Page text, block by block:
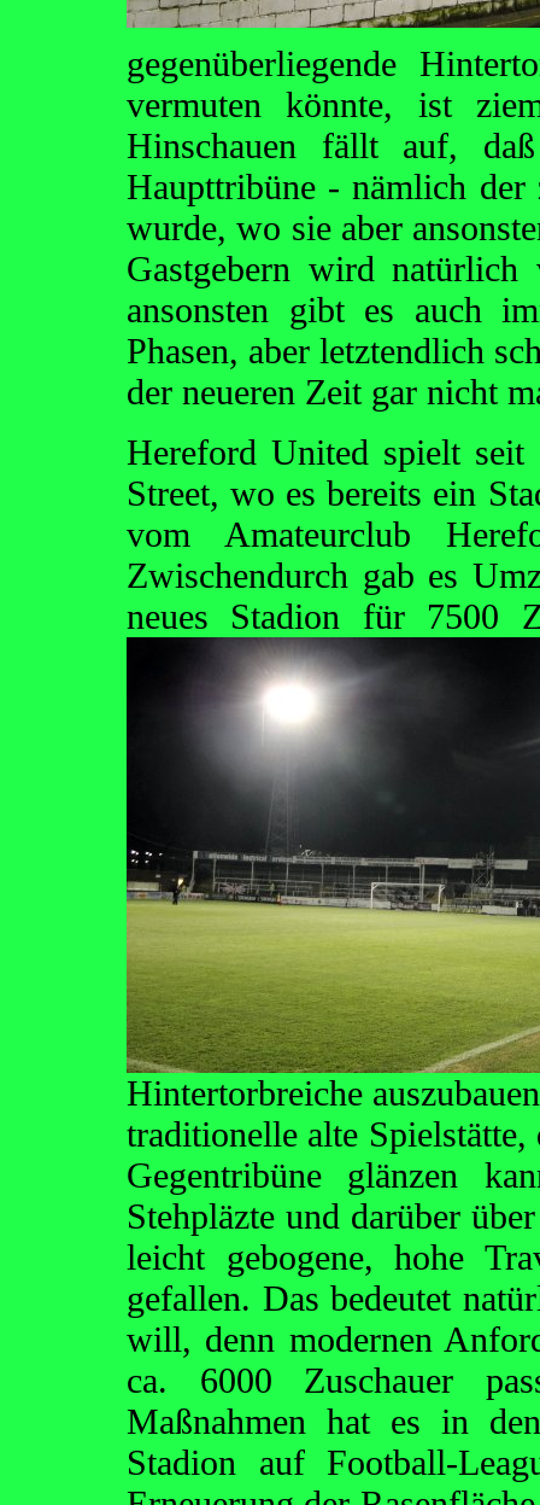
gegenüberliegende
vermuten könnte, ist
Hinschauen fällt auf,
Haupttribüne - nämlich der
wurde, wo sie aber
Gastgebern wird
ansonsten gibt es auch
Phasen, aber letztendlich
der neueren Zeit gar nicht
Hereford United spielt seit
Street, wo es bereits ein
vom Amateurclub
Zwischendurch gab es
neues Stadion für 7500
Hintertorbreiche
traditionelle alte
Gegentribüne glänzen
Stehpläzte und darüber
leicht gebogene, hohe
gefallen. Das bedeutet
will, denn modernen
ca. 6000 Zuschauer
Maßnahmen hat es in
Stadion auf Football-